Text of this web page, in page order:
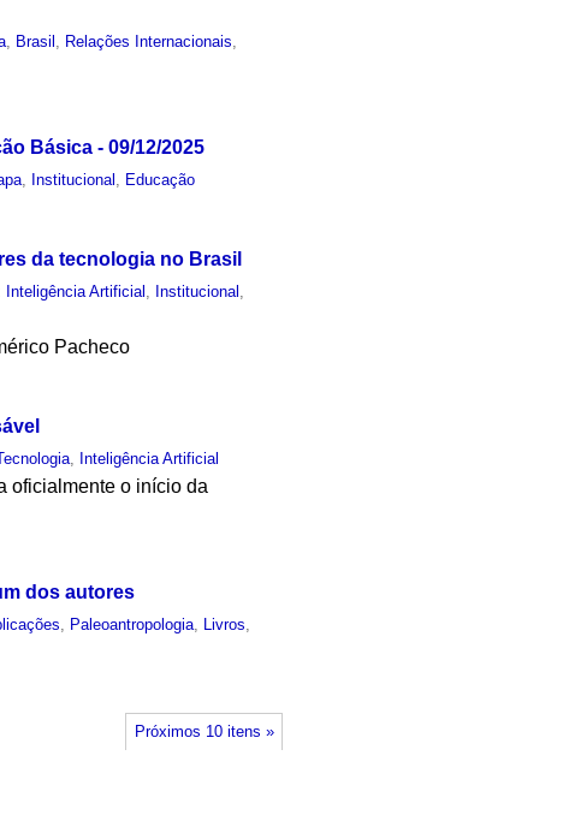
Brasil Relações Internacionais
Básica - 09/12/2025
, Institucional , Educação
da tecnologia no Brasil
Inteligência Artificial Institucional
Pacheco
Inteligência Artificial
oficialmente o início da
dos autores
, Paleoantropologia, Livros,
Próximos 10 itens »